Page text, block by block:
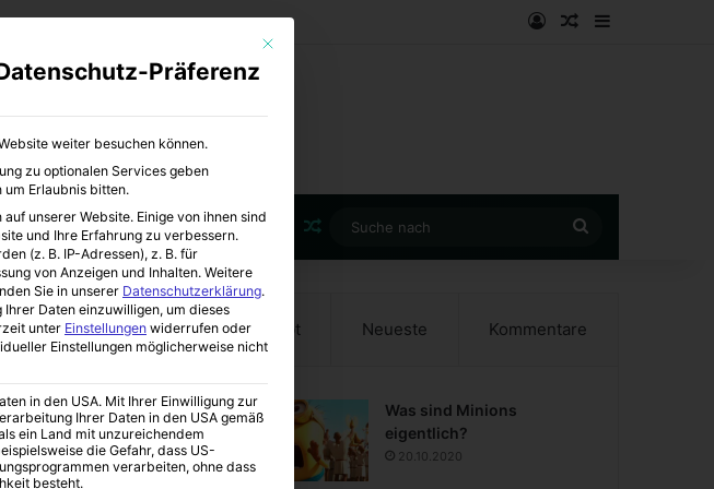
AnmeldenZufälliger
Zufälliger Artikel
nach
Essen Beliebt Neueste Kommentare
Was sind Minions
eigentlich?
20.10.2020
Mit diesem Button wird der Dialog geschlossen. Seine Funktionalität ist
Präferenz
weiter besuchen können.
zu optionalen Services geben
um Erlaubnis bitten.
unserer Website. Einige von ihnen sind
und Ihre Erfahrung zu verbessern.
(z. B. IP-Adressen), z. B. für
von Anzeigen und Inhalten.Weitere
Sie in unserer Datenschutzerklärung.
Daten einzuwilligen, um dieses
unter Einstellungen widerrufen oder
Einstellungen möglicherweise nicht
in den USA. Mit Ihrer Einwilligung zur
Ihrer Daten in den USA gemäß
ein Land mit unzureichendem
die Gefahr, dass US-
verarbeiten, ohne dass
besteht.